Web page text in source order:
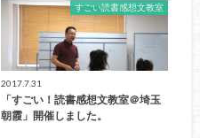
すごい読書感想文教室
2017.7.31
「すごい！読書感想文教室＠埼玉
朝霞」開催しました。